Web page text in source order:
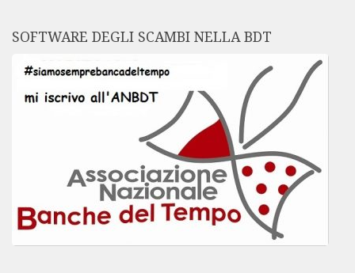
SOFTWARE DEGLI SCAMBI NELLA BDT